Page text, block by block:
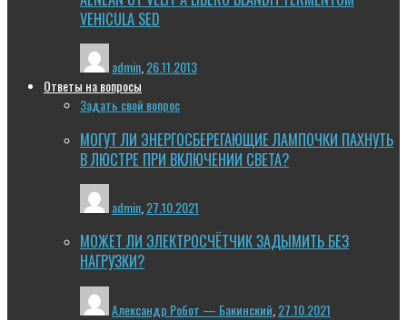
VEHICULA SED
admin 26.11.2013
Ответы на вопросы
Задать свой вопрос
МОГУТ ЛИ ЭНЕРГОСБЕРЕГАЮЩИЕ ЛАМПОЧКИ ПАХНУТЬ
В ЛЮСТРЕ ПРИ ВКЛЮЧЕНИИ СВЕТА?
admin 27.10.2021
МОЖЕТ ЛИ ЭЛЕКТРОСЧЁТЧИК ЗАДЫМИТЬ БЕЗ
НАГРУЗКИ?
Александр Робот — Бакинский 27.10.2021